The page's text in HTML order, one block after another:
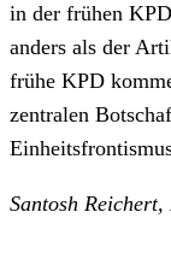
in der frühen
anders als der
frühe KPD
zentralen
Santosh